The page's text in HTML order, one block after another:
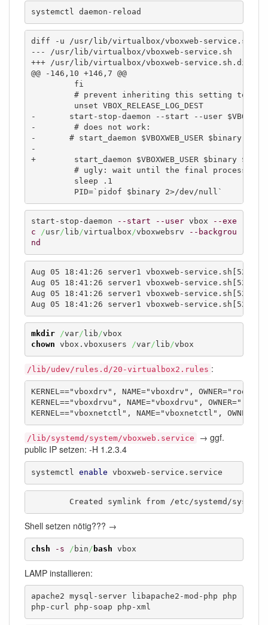
systemctl daemon-reload
diff -u /usr/lib/virtualbox/vboxweb-service.sh /
--- /usr/lib/virtualbox/vboxweb-service.sh	2018-08-05 18:54:29.385292902 +0200
+++ /usr/lib/virtualbox/vboxweb-service.sh.dist	2018-08-05 18:48:05.753616307 +0200
@@ -146,10 +146,7 @@
         fi
# prevent inheriting this setting to
         unset VBOX_RELEASE_LOG_DEST
-	start-stop-daemon --start --user $VBOXWEB_USER --exec $binary $PARAMS > /dev/null 2>&1
-        # does not work:
-	# start_daemon $VBOXWEB_USER $binary $PARAMS > /dev/null 2>&1
-
+        start_daemon $VBOXWEB_USER $binary
# ugly: wait until the final process has
         sleep .1
         PID=`pidof $binary 2>/dev/null`
start-stop-daemon --start --user vbox
--exe
c
/usr/ lib/virtualbox/vboxwebsrv
--backgrou
nd
Aug 05 18:41:26 server1 vboxweb-service.sh[5257]: +
Aug 05 18:41:26 server1 vboxweb-
Aug 05 18:41:26 server1 vboxweb-
Aug 05 18:41:26 server1 vboxweb-
mkdir /var/ lib/
chown vbox.vboxusers /var/ lib/vbox
/lib/udev/rules.d/20-virtualbox2.rules :
KERNEL=="vboxdrv", NAME="vboxdrv", OWNER="root",
KERNEL=="vboxdrvu", NAME="vboxdrvu",
KERNEL=="vboxnetctl", NAME="vboxnetctl",
/lib/systemd/system/vboxweb.service
→ ggf.
public IP setzen: -H 1.2.3.4
systemctl enable vboxweb-service.service
Created symlink from /etc/systemd/
Shell setzen nötig??? →
chsh -s / bin/ bash vbox
LAMP installieren:
apache2 mysql-server libapache2-mod-php php
php-curl php-soap php-xml